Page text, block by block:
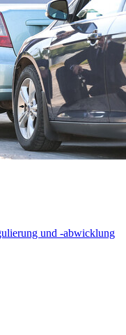
und -abwicklung